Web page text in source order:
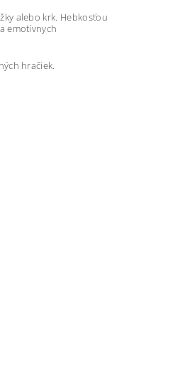
alebo krk. Hebkosťou
emotívnych
hračiek.